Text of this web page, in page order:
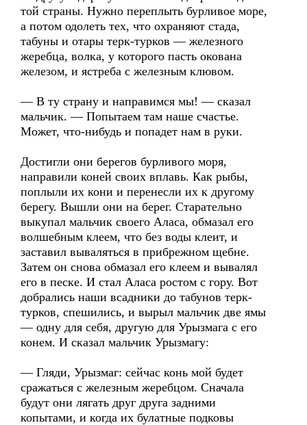
той страны. Нужно переплыть бурливое море,
а потом одолеть тех, что охраняют стада,
табуны и отары терк-турков — железного
жеребца, волка, у которого пасть окована
железом, и ястреба с железным клювом.
— В ту страну и направимся мы! — сказал
мальчик. — Попытаем там наше счастье.
Может, что-нибудь и попадет нам в руки.
Достигли они берегов бурливого моря,
направили коней своих вплавь. Как рыбы,
поплыли их кони и перенесли их к другому
берегу. Вышли они на берег. Старательно
выкупал мальчик своего Аласа, обмазал его
волшебным клеем, что без воды клеит, и
заставил вываляться в прибрежном щебне.
Затем он снова обмазал его клеем и вывалял
его в песке. И стал Аласа ростом с гору. Вот
добрались наши всадники до табунов терк-
турков, спешились, и вырыл мальчик две ямы
— одну для себя, другую для Урызмага с его
конем. И сказал мальчик Урызмагу:
— Гляди, Урызмаг: сейчас конь мой будет
сражаться с железным жеребцом. Сначала
будут они лягать друг друга задними
копытами, и когда их булатные подковы